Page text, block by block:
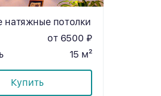
натяжные потолки
от 6500 ₽
15 м²
Купить